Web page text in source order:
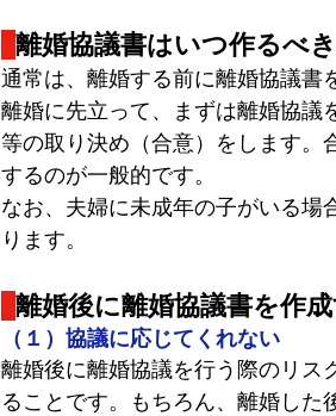
離婚協議書はいつ作るべ
通常は、離婚する前に離婚協議書
離婚に先立って、まずは離婚協議
等の取り決め（合意）をします。
するのが一般的です。
なお、夫婦に未成年の子がいる場
ります。
離婚後に離婚協議書を作
（１）協議に応じてくれない
離婚後に離婚協議を行う際のリス
ることです。
もちろん、離婚した